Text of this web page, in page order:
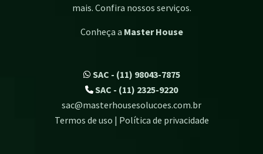
mais. Confira nossos serviços.
Conheça a Master House
SAC - (11) 98043-7875
SAC - (11) 2325-9220
sac@masterhousesolucoes.com.br
Termos de uso | Política de privacidade